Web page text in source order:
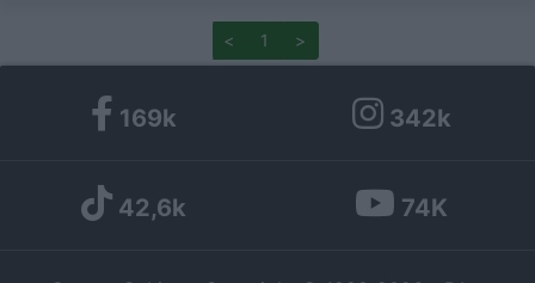
< 1 >
169k 342k
42,6k 74K